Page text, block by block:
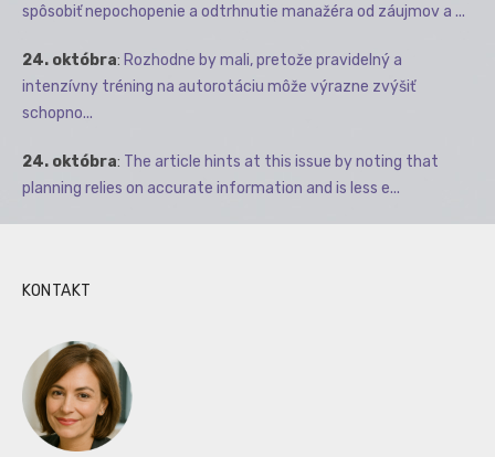
spôsobiť nepochopenie a odtrhnutie manažéra od záujmov a ...
24. októbra: Rozhodne by mali, pretože pravidelný a
intenzívny tréning na autorotáciu môže výrazne zvýšiť
schopno...
24. októbra: The article hints at this issue by noting that
planning relies on accurate information and is less e...
KONTAKT